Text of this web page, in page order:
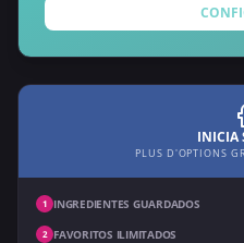
INICIA
PLUS D'OPTIONS
1 INGREDIENTES GUARDADOS
2 FAVORITOS ILIMITADOS